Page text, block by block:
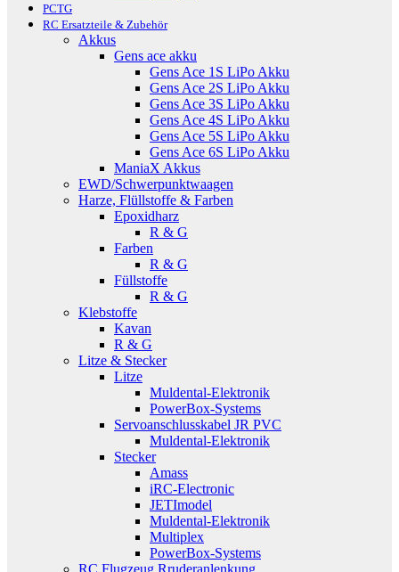
PCTG
RC Ersatzteile & Zubehör
Akkus
Gens ace akku
Gens Ace 1S LiPo Akku
Gens Ace 2S LiPo Akku
Gens Ace 3S LiPo Akku
Gens Ace 4S LiPo Akku
Gens Ace 5S LiPo Akku
Gens Ace 6S LiPo Akku
ManiaX Akkus
EWD/Schwerpunktwaagen
Harze, Flüllstoffe & Farben
Epoxidharz
R & G
Farben
R & G
Füllstoffe
R & G
Klebstoffe
Kavan
R & G
Litze & Stecker
Litze
Muldental-Elektronik
PowerBox-Systems
Servoanschlusskabel JR PVC
Muldental-Elektronik
Stecker
Amass
iRC-Electronic
JETImodel
Muldental-Elektronik
Multiplex
PowerBox-Systems
RC Flugzeug Rruderanlenkung